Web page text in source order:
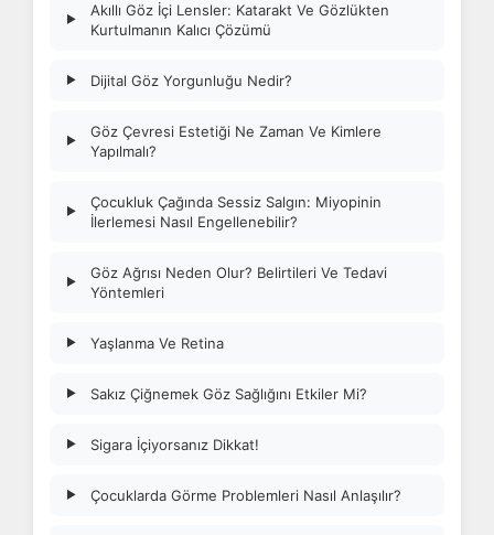
▶
Akıllı Göz İçi Lensler: Katarakt Ve Gözlükten
Kurtulmanın Kalıcı Çözümü
▶ Dijital Göz Yorgunluğu Nedir?
▶
Göz Çevresi Estetiği Ne Zaman Ve Kimlere
Yapılmalı?
▶
Çocukluk Çağında Sessiz Salgın: Miyopinin
İlerlemesi Nasıl Engellenebilir?
▶
Göz Ağrısı Neden Olur? Belirtileri Ve Tedavi
Yöntemleri
▶ Yaşlanma Ve Retina
▶ Sakız Çiğnemek Göz Sağlığını Etkiler Mi?
▶ Sigara İçiyorsanız Dikkat!
▶ Çocuklarda Görme Problemleri Nasıl Anlaşılır?